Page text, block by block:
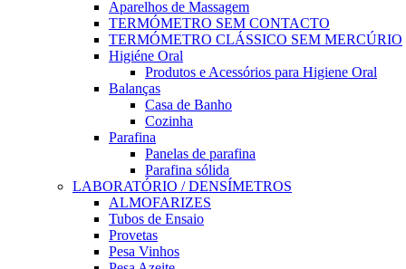
Aparelhos de Massagem
TERMÓMETRO SEM CONTACTO
TERMÓMETRO CLÁSSICO SEM MERCÚRIO
Higiéne Oral
Produtos e Acessórios para Higiene Oral
Balanças
Casa de Banho
Cozinha
Parafina
Panelas de parafina
Parafina sólida
LABORATÓRIO / DENSÍMETROS
ALMOFARIZES
Tubos de Ensaio
Provetas
Pesa Vinhos